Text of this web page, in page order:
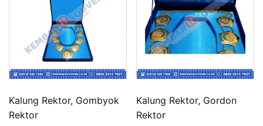
Kalung Rektor, Gombyok
Rektor
Kalung Rektor, Gordon
Rektor